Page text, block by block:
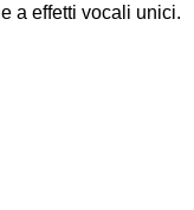
a effetti vocali unici.